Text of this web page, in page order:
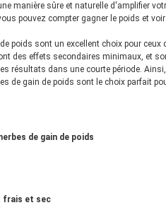
manière sûre et naturelle d'amplifier
pouvez compter gagner le poids et
poids sont un excellent choix pour
des effets secondaires minimaux, et
résultats dans une courte période.
de gain de poids sont le choix parfait
de gain de poids
frais et sec